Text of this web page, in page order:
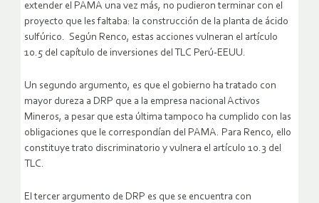
extender el PAMA una vez más, no pudieron terminar con el
proyecto que les faltaba: la construcción de la planta de ácido
sulfúrico. Según Renco, estas acciones vulneran el artículo
10.5 del capítulo de inversiones del TLC Perú-EEUU.
Un segundo argumento, es que el gobierno ha tratado con
mayor dureza a DRP que a la empresa nacional Activos
Mineros, a pesar que esta última tampoco ha cumplido con las
obligaciones que le correspondían del PAMA. Para Renco, ello
constituye trato discriminatorio y vulnera el artículo 10.3 del
TLC.
El tercer argumento de DRP es que se encuentra con